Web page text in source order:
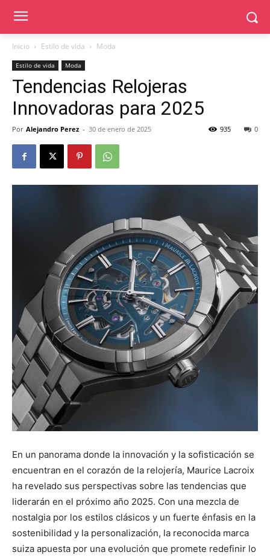
Inicio Estilo de vida Moda
Estilo de vida Moda
Tendencias Relojeras
Innovadoras para 2025
Por Alejandro Perez - 30 de enero de 2025 0
935
En un panorama donde la innovación y la sofisticación se
encuentran en el corazón de la relojería, Maurice Lacroix
ha revelado sus perspectivas sobre las tendencias que
liderarán en el próximo año 2025. Con una mezcla de
nostalgia por los estilos clásicos y un fuerte énfasis en la
sostenibilidad y la personalización, la reconocida marca
suiza apuesta por una evolución que promete redefinir lo